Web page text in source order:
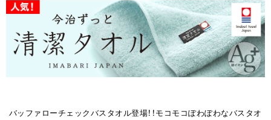
バッファローチェックバスタオル登場！！モコモコぽわぽわなバスタオ